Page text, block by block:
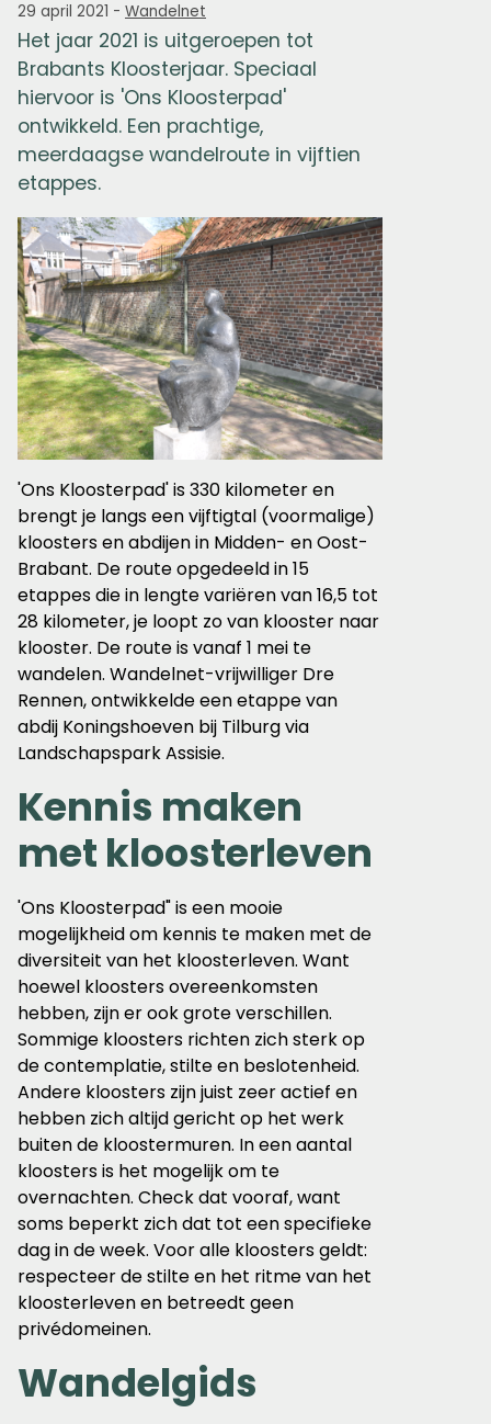
29 april 2021 - Wandelnet
Het jaar 2021 is uitgeroepen tot
Brabants Kloosterjaar. Speciaal
hiervoor is 'Ons Kloosterpad'
ontwikkeld. Een prachtige,
meerdaagse wandelroute in vijftien
etappes.
'Ons Kloosterpad'is 330 kilometer en
brengt je langs een vijftigtal (voormalige)
kloosters en abdijen in Midden- en Oost-
Brabant. De route opgedeeld in 15
etappes die in lengte variëren van 16,5 tot
28 kilometer, je loopt zo van klooster naar
klooster. De route is vanaf 1 mei te
wandelen. Wandelnet-vrijwilliger Dre
Rennen, ontwikkelde een etappe van
abdij Koningshoeven bij Tilburg via
Landschapspark Assisie.
Kennis maken
met kloosterleven
'Ons Kloosterpad"is een mooie
mogelijkheid om kennis te maken met de
diversiteit van het kloosterleven. Want
hoewel kloosters overeenkomsten
hebben, zijn er ook grote verschillen.
Sommige kloosters richten zich sterk op
de contemplatie, stilte en beslotenheid.
Andere kloosters zijn juist zeer actief en
hebben zich altijd gericht op het werk
buiten de kloostermuren. In een aantal
kloosters is het mogelijk om te
overnachten. Check dat vooraf, want
soms beperkt zich dat tot een specifieke
dag in de week. Vooralle kloosters geldt:
respecteer de stilte en het ritme van het
kloosterleven en betreedt geen
privédomeinen.
Wandelgids